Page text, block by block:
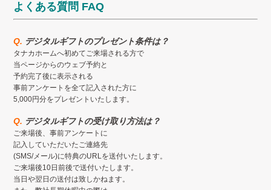
よくある質問 FAQ
Q. デジタルギフトのプレゼント条件は？
タナカホームへ初めてご来場される方で
当ページからのウェブ予約と
予約完了後に表示される
事前アンケートを全て記入された方に
5,000円分をプレゼントいたします。
Q. デジタルギフトの受け取り方法は？
ご来場後、事前アンケートに
記入していただいたご連絡先
(SMS/メール)に特典のURLを送付いたします。
ご来場後10日前後で送付いたします。
当日や翌日の送付は致しかねます。